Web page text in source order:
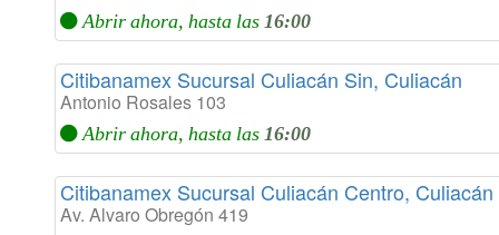
Abrir ahora, hasta las 16:00
Citibanamex Sucursal Culiacán Sin, Culiacán
Antonio Rosales 103
Abrir ahora, hasta las 16:00
Citibanamex Sucursal Culiacán Centro, Culiacán
Av. Alvaro Obregón 419